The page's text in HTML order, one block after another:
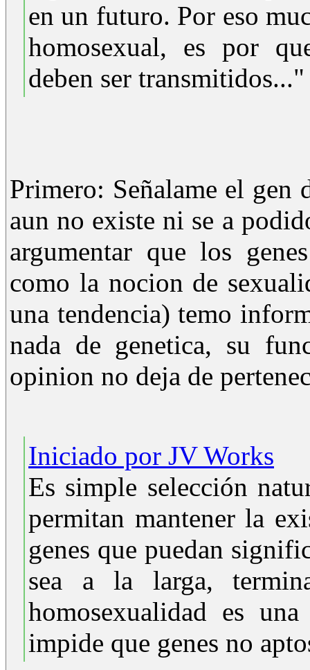
en un futuro. Por eso
homosexual, es por
deben ser transmitidos..."
Primero: Señalame el gen
aun no existe ni se a
argumentar que los
como la nocion de
una tendencia) temo
nada de genetica, su
opinion no deja de
Iniciado por JV Works
Es simple selección
permitan mantener la
genes que puedan
sea a la larga,
homosexualidad es
impide que genes no